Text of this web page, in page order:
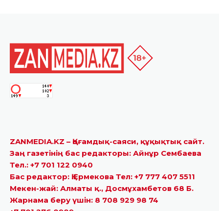
ZANMEDIA.KZ – Қоғамдық-саяси, құқықтық сайт.
Заң газетінің бас редакторы: Айнұр Сембаева
Тел.: +7 701 122 0940
Бас редактор: Қ.Ермекова Тел: +7 777 407 5511
Мекен-жай: Алматы қ., Досмұхамбетов 68 Б.
Жарнама беру үшін: 8 708 929 98 74